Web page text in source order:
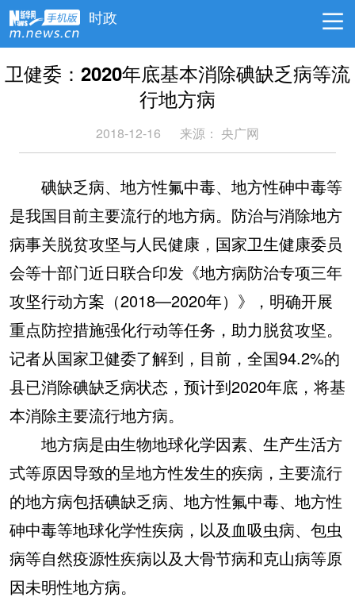
时政
卫健委：2020年底基本消除碘缺乏病等流
行地方病
2018-12-16 来源： 央广网
碘缺乏病、地方性氟中毒、地方性砷中毒等
是我国目前主要流行的地方病。防治与消除地方
病事关脱贫攻坚与人民健康，国家卫生健康委员
会等十部门近日联合印发《地方病防治专项三年
攻坚行动方案（2018—2020年）》，明确开展
重点防控措施强化行动等任务，助力脱贫攻坚。
记者从国家卫健委了解到，目前，全国94.2%的
县已消除碘缺乏病状态，预计到2020年底，将基
本消除主要流行地方病。
地方病是由生物地球化学因素、生产生活方
式等原因导致的呈地方性发生的疾病，主要流行
的地方病包括碘缺乏病、地方性氟中毒、地方性
砷中毒等地球化学性疾病，以及血吸虫病、包虫
病等自然疫源性疾病以及大骨节病和克山病等原
因未明性地方病。